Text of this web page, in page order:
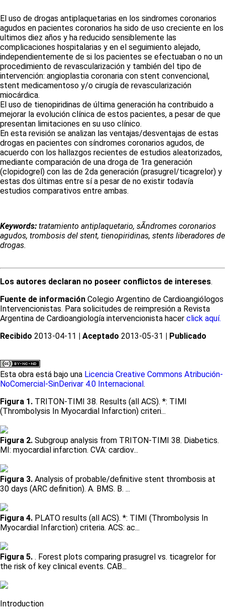
El uso de drogas antiplaquetarias en los sindromes coronarios
agudos en pacientes coronarios ha sido de uso creciente en los
ultimos diez años y ha reducido sensiblemente las
complicaciones hospitalarias y en el seguimiento alejado,
independientemente de si los pacientes se efectuaban o no un
procedimiento de revascularización y también del tipo de
intervención: angioplastia coronaria con stent convencional,
stent medicamentoso y/o cirugía de revascularización
miocárdica.
El uso de tienopiridinas de última generación ha contribuido a
mejorar la evolución clínica de estos pacientes, a pesar de que
presentan limitaciones en su uso clínico.
En esta revisión se analizan las ventajas/desventajas de estas
drogas en pacientes con síndromes coronarios agudos, de
acuerdo con los hallazgos recientes de estudios aleatorizados,
mediante comparación de una droga de 1ra generación
(clopidogrel) con las de 2da generación (prasugrel/ticagrelor) y
estas dos últimas entre sí a pesar de no existir todavía
estudios comparativos entre ambas.
Keywords: tratamiento antiplaquetario, sÃ­ndromes coronarios
agudos, trombosis del stent, tienopiridinas, stents liberadores de
drogas.
Los autores declaran no poseer conflictos de intereses.
Fuente de información Colegio Argentino de Cardioangiólogos
Intervencionistas. Para solicitudes de reimpresión a Revista
Argentina de Cardioangiología intervencionista hacer click aquí.
Recibido 2013-04-11 | Aceptado 2013-05-31 | Publicado
Esta obra está bajo una Licencia Creative Commons Atribución-
NoComercial-SinDerivar 4.0 Internacional .
Figura 1. TRITON-TIMI 38. Results (all ACS). *: TIMI
(Thrombolysis In Myocardial Infarction) criteri...
Figura 2. Subgroup analysis from TRITON-TIMI 38. Diabetics.
MI: myocardial infarction. CVA: cardiov...
Figura 3. Analysis of probable/definitive stent thrombosis at
30 days (ARC definition). A. BMS. B. ...
Figura 4. PLATO results (all ACS). *: TIMI (Thrombolysis In
Myocardial Infarction) criteria. ACS: ac...
Figura 5. . Forest plots comparing prasugrel vs. ticagrelor for
the risk of key clinical events. CAB...
Introduction